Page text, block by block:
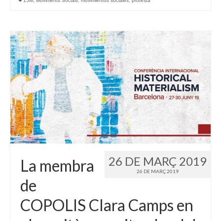
26 DE MARÇ 2019
26 DE MARÇ 2019
La membra
de
COPOLIS Clara Camps en